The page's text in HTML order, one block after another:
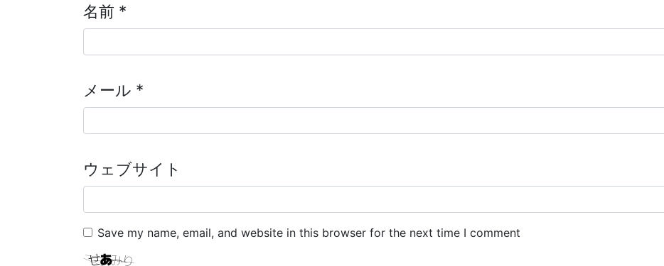
名前 *
メール *
ウェブサイト
Save my name, email, and website in this browser for the next time I comment